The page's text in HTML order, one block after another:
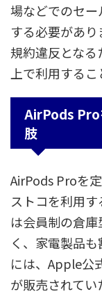
場などでのセ
する必要があ
規約違反とな
上で利用するこ
AirPods Pro
肢
AirPods Proを
ストコを利用
は会員制の倉
く、家電製品
には、Apple公
が販売されて